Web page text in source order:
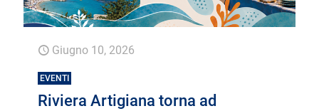
Giugno 10, 2026
EVENTI
Riviera Artigiana torna ad